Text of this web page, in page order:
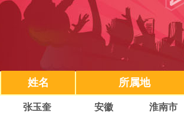
姓名 所属地
张玉奎 安徽 淮南市